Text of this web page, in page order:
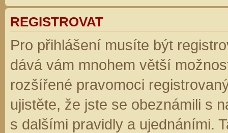
REGISTROVAT
Pro přihlášení musíte být
dává vám mnohem větší
rozšířené pravomoci
ujistěte, že jste se obeznámili s
s dalšími pravidly a ujednáními.